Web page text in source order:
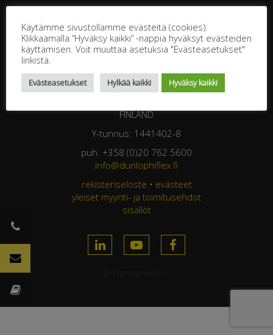
Jasperintie 320
FINLAND
Y-tunnus: 1441402-8
puh. +358 (0)20 762 5600
info@dunlophiflex.fi
rekisteriseloste • evästeet
yleiset myynti- ja toimitusehdot
sisällöt
Käytämme sivustollamme evästeitä (cookies).
Klikkaamalla “Hyväksy kaikki” -nappia hyväksyt evästeiden
käyttämisen. Voit muuttaa asetuksia "Evästeasetukset"
linkistä.
Evästeasetukset Hylkää kaikki Hyväksy kaikki